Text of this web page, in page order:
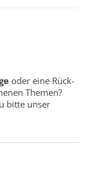
oder eine Rück-
Themen?
bitte unser